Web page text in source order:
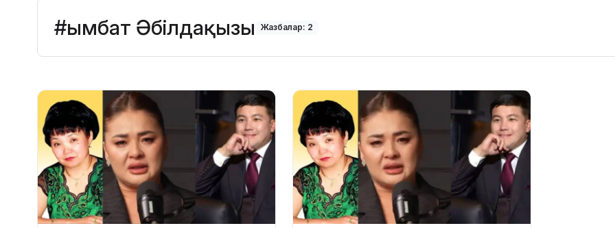
#Қымбат Әбілдақызы Жазбалар: 2